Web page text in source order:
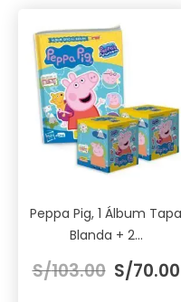
Peppa Pig, 1 Álbum Tapa
Blanda + 2...
S/103.00 precio
S/70.00